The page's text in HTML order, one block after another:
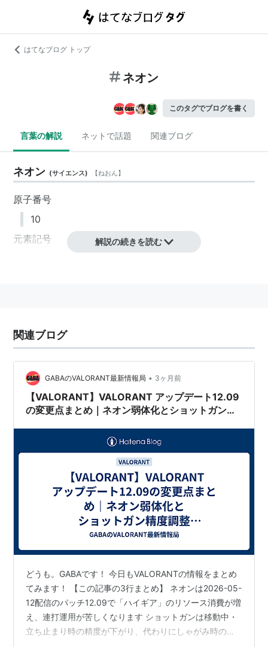
はてなブログ トップ
ネオン
このタグでブログを書く
言葉の解説 ネットで話題 関連ブログ
ネオン (サイエンス) 【ねおん】
原子番号
10
元素記号
ガイスラ管で放電すると橙赤色に光り、ネオン管などに
用いられる。
転じて
解説の続きを読む
関連ブログ
GABAのVALORANT最新情報局 • 3ヶ月前
【VALORANT】VALORANT アップデート12.09
の変更点まとめ｜ネオン弱体化とショットガン精
どうも。GABAです！ 今日もVALORANTの情報をまとめ
てみます！ 【この記事の3行まとめ】 ネオンは2026-05-
12配信のパッチ12.09で「ハイギア」のリソース消費が増
え、連打運用が苦しくなります ショットガンは移動中・
立ち止まり時の精度が下がり、代わりにしゃがみ時の精